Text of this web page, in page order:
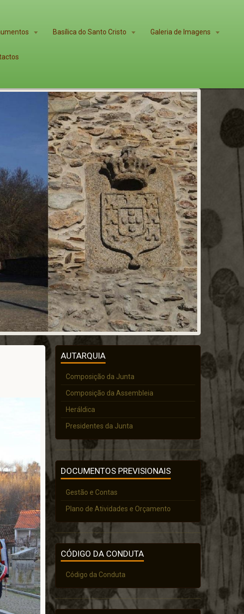
Basílica do Santo Cristo Galeria de Imagens
AUTARQUIA
Composição da Junta
Composição da Assembleia
Heráldica
Presidentes da Junta
DOCUMENTOS PREVISIONAIS
Gestão e Contas
Plano de Atividades e Orçamento
CÓDIGO DA CONDUTA
Código da Conduta